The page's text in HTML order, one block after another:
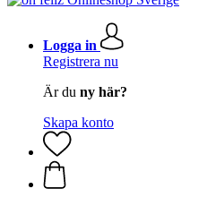
Logga in
Registrera nu
Är du ny här?
Skapa konto